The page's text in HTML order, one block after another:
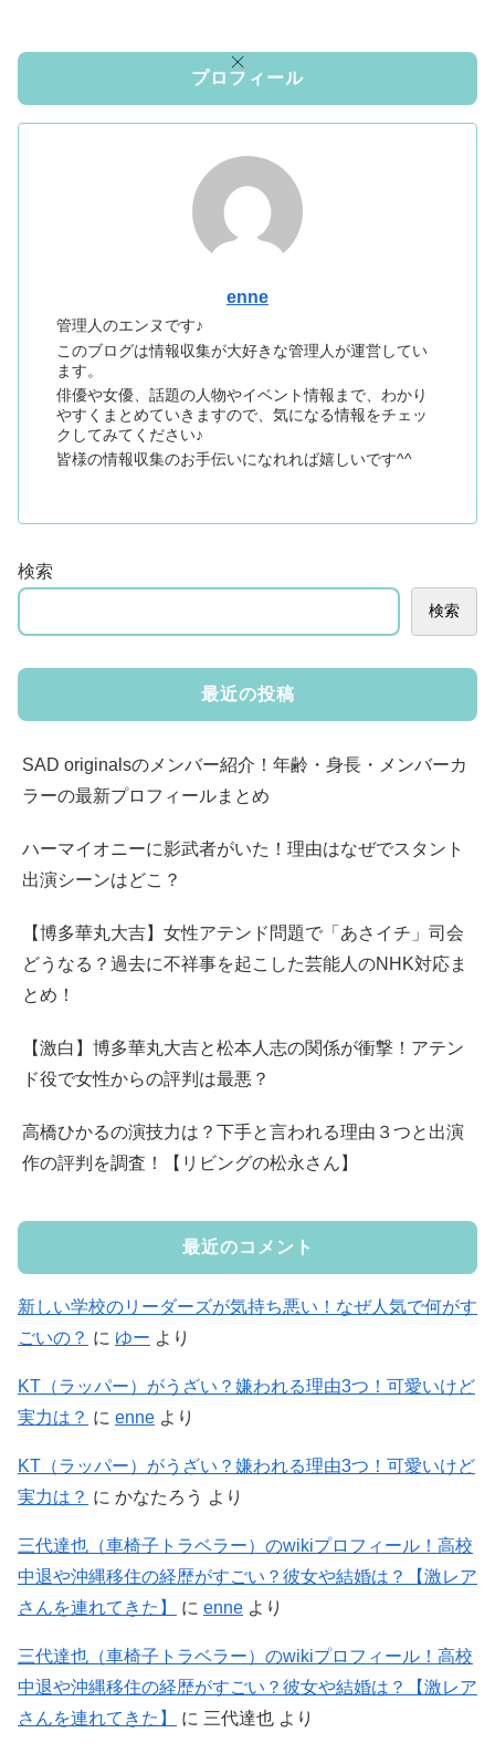
プロフィール
enne
管理人のエンヌです♪
このブログは情報収集が大好きな管理人が運営してい
ます。
俳優や女優、話題の人物やイベント情報まで、わかり
やすくまとめていきますので、気になる情報をチェッ
クしてみてください♪
皆様の情報収集のお手伝いになれれば嬉しいです^^
検索
検索
最近の投稿
SAD originalsのメンバー紹介！年齢・身長・メンバーカ
ラーの最新プロフィールまとめ
ハーマイオニーに影武者がいた！理由はなぜでスタント
出演シーンはどこ？
【博多華丸大吉】女性アテンド問題で「あさイチ」司会
どうなる？過去に不祥事を起こした芸能人のNHK対応ま
とめ！
【激白】博多華丸大吉と松本人志の関係が衝撃！アテン
ド役で女性からの評判は最悪？
高橋ひかるの演技力は？下手と言われる理由３つと出演
作の評判を調査！【リビングの松永さん】
最近のコメント
新しい学校のリーダーズが気持ち悪い！なぜ人気で何がす
ごいの？ に ゆー より
KT（ラッパー）がうざい？嫌われる理由3つ！可愛いけど
実力は？ に enne より
KT（ラッパー）がうざい？嫌われる理由3つ！可愛いけど
実力は？ に かなたろう より
三代達也（車椅子トラベラー）のwikiプロフィール！高校
中退や沖縄移住の経歴がすごい？彼女や結婚は？【激レア
さんを連れてきた】
に enne より
三代達也（車椅子トラベラー）のwikiプロフィール！高校
中退や沖縄移住の経歴がすごい？彼女や結婚は？【激レア
さんを連れてきた】
に 三代達也 より